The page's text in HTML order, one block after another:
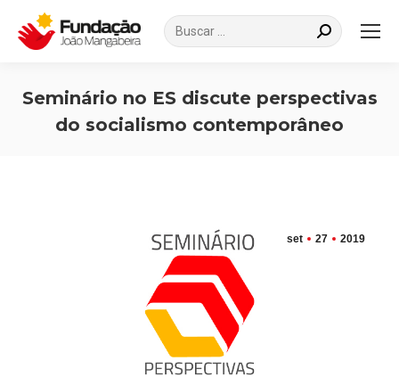
Search:
Seminário no ES discute perspectivas
do socialismo contemporâneo
set 27 2019